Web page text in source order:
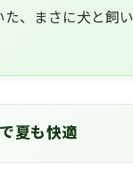
、まさに犬と飼
夏も快適